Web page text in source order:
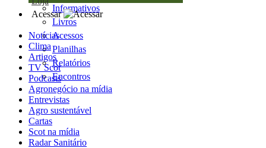
Informativos
Livros
Acessos
Planilhas
Relatórios
Encontros
Acessar
Notícias
Clima
Artigos
TV Scot
Podcasts
Agronegócio na mídia
Entrevistas
Agro sustentável
Cartas
Scot na mídia
Radar Sanitário